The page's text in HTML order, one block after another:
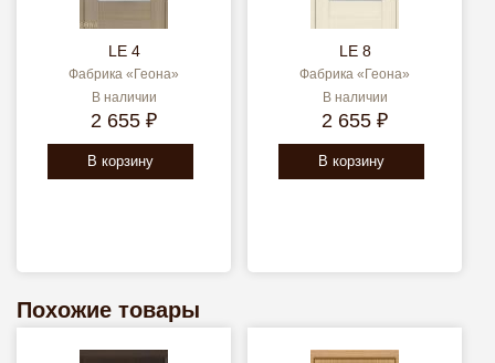
LE 4
Фабрика «Геона»
В наличии
2 655 ₽
В корзину
LE 8
Фабрика «Геона»
В наличии
2 655 ₽
В корзину
Похожие товары